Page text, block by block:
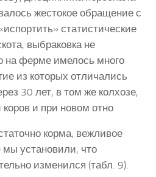
жестокое обращение с
статистические
выбраковка не
на ферме имелось много
из которых отличались
30 лет, в том же колхозе,
и при новом отно
корма, вежливое
установили, что
изменился (табл. 9).